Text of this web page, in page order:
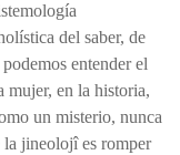
del saber, de
entender el
mujer, en la historia,
un misterio, nunca
jineolojî es romper